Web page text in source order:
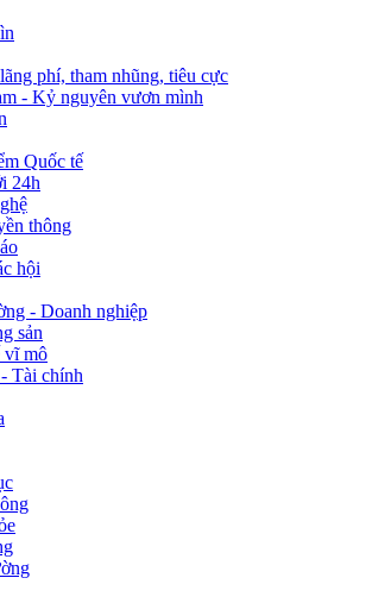
phí, tham nhũng, tiêu cực
- Kỷ nguyên vươn mình
Quốc tế
24h
thông
hội
- Doanh nghiệp
sản
vĩ mô
Tài chính